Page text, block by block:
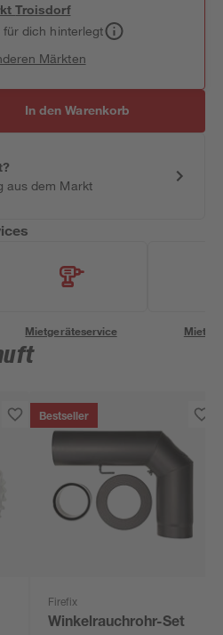
Troisdorf
für dich hinterlegt
Märkten
In den Warenkorb
aus dem Markt
Mietgeräteservice
Bestseller
Firefix
Winkelrauchrohr-Set